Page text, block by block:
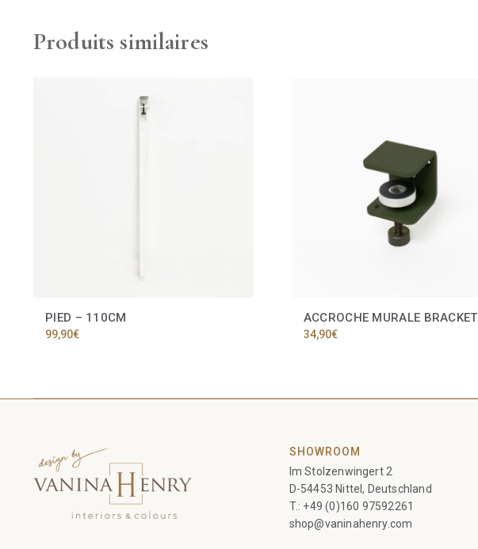
Produits similaires
PIED – 110CM
99,90€
ACCROCHE MURALE BRACKET
34,90€
SHOWROOM
Im Stolzenwingert 2
D-54453 Nittel, Deutschland
T.: +49 (0)160 97592261
shop@vaninahenry.com